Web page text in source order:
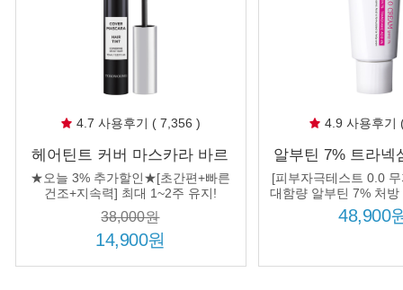
4.7 사용후기 ( 7,356 )
헤어틴트 커버 마스카라 바르
는 간편 흰머리 부분 새치커버
스틱 남자 여자 뿌리 새치커버
제
★오늘 3% 추가할인★[초간편+빠른
건조+지속력] 최대 1~2주 유지!
38,000원
14,900원
4.9 사용후기
알부틴 7% 트라넥
림 50ml 나이아신
추가 처방 3종 브라
으로 효능
[피부자극테스트 0.0
대함량 알부틴 7% 처
4%, 피부를 투명하
48,900